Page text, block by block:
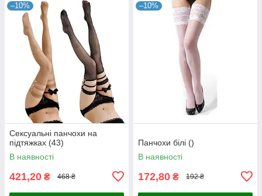
–10%
Сексуальні панчохи на
підтяжках (43)
В наявності
421,20 ₴ 468 ₴
–10%
Панчохи білі ()
В наявності
172,80 ₴ 192 ₴